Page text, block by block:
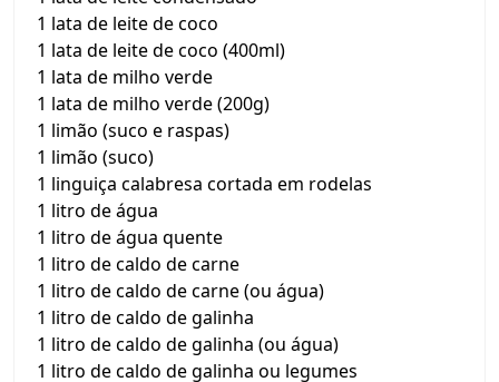
1 lata de leite de coco
1 lata de leite de coco (400ml)
1 lata de milho verde
1 lata de milho verde (200g)
1 limão (suco e raspas)
1 limão (suco)
1 linguiça calabresa cortada em rodelas
1 litro de água
1 litro de água quente
1 litro de caldo de carne
1 litro de caldo de carne (ou água)
1 litro de caldo de galinha
1 litro de caldo de galinha (ou água)
1 litro de caldo de galinha ou legumes